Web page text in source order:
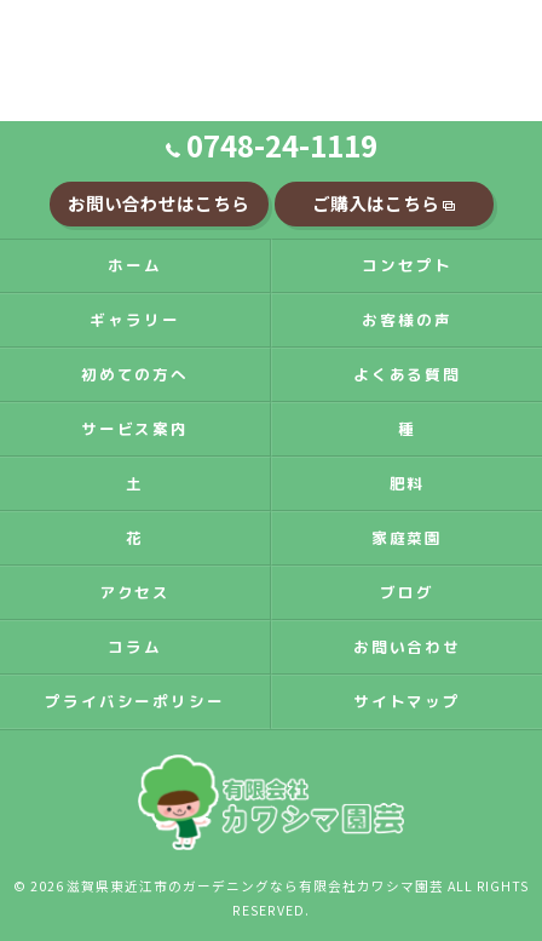
0748-24-1119
お問い合わせはこちら ご購入はこちら
ホーム コンセプト
ギャラリー お客様の声
初めての方へ よくある質問
サービス案内 種
土 肥料
花 家庭菜園
アクセス ブログ
コラム お問い合わせ
プライバシーポリシー サイトマップ
© 2026 滋賀県東近江市のガーデニングなら有限会社カワシマ園芸 ALL RIGHTS
RESERVED.